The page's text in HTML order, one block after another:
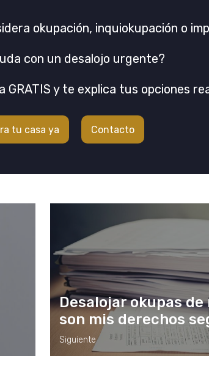
okupación, inquiokupación o
con un desalojo urgente?
y te explica tus opciones
tu casa ya Contacto
Desalojar okupas
son mis derechos
Siguiente